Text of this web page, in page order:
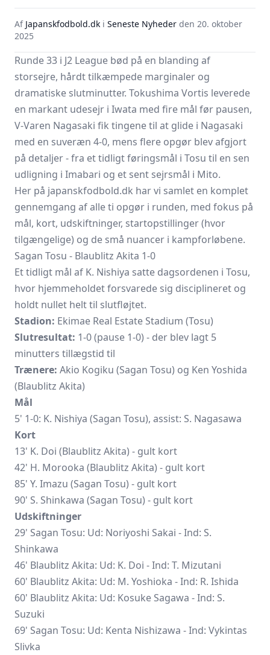
Af Japanskfodbold.dk i Seneste Nyheder den 20. oktober
2025
Runde 33 i J2 League bød på en blanding af
storsejre, hårdt tilkæmpede marginaler og
dramatiske slutminutter. Tokushima Vortis leverede
en markant udesejr i Iwata med fire mål før pausen,
V-Varen Nagasaki fik tingene til at glide i Nagasaki
med en suveræn 4-0, mens flere opgør blev afgjort
på detaljer - fra et tidligt føringsmål i Tosu til en sen
udligning i Imabari og et sent sejrsmål i Mito.
Her på japanskfodbold.dk har vi samlet en komplet
gennemgang af alle ti opgør i runden, med fokus på
mål, kort, udskiftninger, startopstillinger (hvor
tilgængelige) og de små nuancer i kampforløbene.
Sagan Tosu - Blaublitz Akita 1-0
Et tidligt mål af K. Nishiya satte dagsordenen i Tosu,
hvor hjemmeholdet forsvarede sig disciplineret og
holdt nullet helt til slutfløjtet.
Stadion: Ekimae Real Estate Stadium (Tosu)
Slutresultat: 1-0 (pause 1-0) - der blev lagt 5
minutters tillægstid til
Trænere: Akio Kogiku (Sagan Tosu) og Ken Yoshida
(Blaublitz Akita)
Mål
5' 1-0: K. Nishiya (Sagan Tosu), assist: S. Nagasawa
Kort
13' K. Doi (Blaublitz Akita) - gult kort
42' H. Morooka (Blaublitz Akita) - gult kort
85' Y. Imazu (Sagan Tosu) - gult kort
90' S. Shinkawa (Sagan Tosu) - gult kort
Udskiftninger
29' Sagan Tosu: Ud: Noriyoshi Sakai - Ind: S.
Shinkawa
46' Blaublitz Akita: Ud: K. Doi - Ind: T. Mizutani
60' Blaublitz Akita: Ud: M. Yoshioka - Ind: R. Ishida
60' Blaublitz Akita: Ud: Kosuke Sagawa - Ind: S.
Suzuki
69' Sagan Tosu: Ud: Kenta Nishizawa - Ind: Vykintas
Slivka